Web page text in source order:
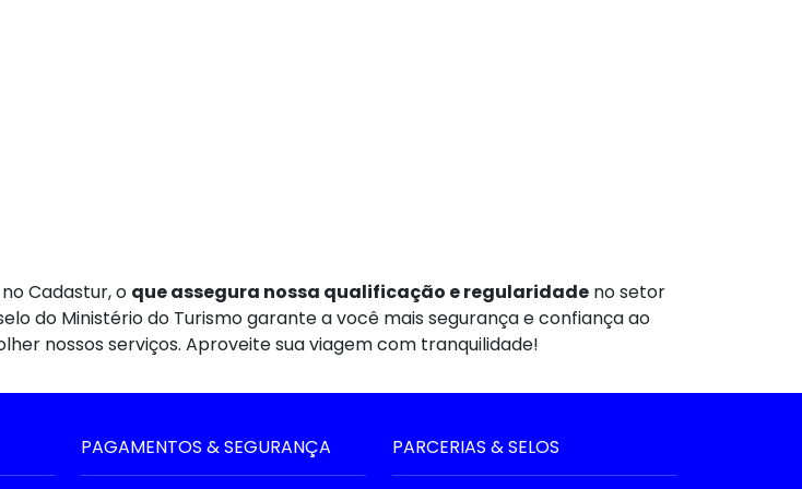
Cadastur, o que assegura nossa qualificação e regularidade no setor
do Ministério do Turismo garante a você mais segurança e confiança ao
nossos serviços. Aproveite sua viagem com tranquilidade!
PAGAMENTOS & SEGURANÇA PARCERIAS & SELOS